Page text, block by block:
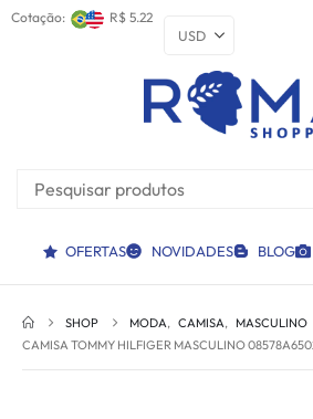
Cotação: R$ 5.22
OFERTAS NOVIDADES BLOG
SHOP MODA, CAMISA, MASCULINO
CAMISA TOMMY HILFIGER MASCULINO